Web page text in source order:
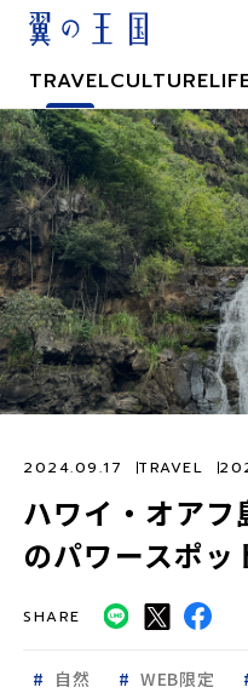
ン
テ
ン
ツ
に
ス
キ
ッ
プ
TRAVELCULTURE
ハワイ・オア
のパワースポッ
2024.09.17 TRAVEL
SHARE
自然 WEB限定